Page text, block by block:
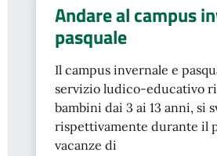
Andare al campus
pasquale
Il campus invernale e
servizio ludico-educativo
bambini dai 3 ai 13 anni, si
rispettivamente durante il
vacanze di